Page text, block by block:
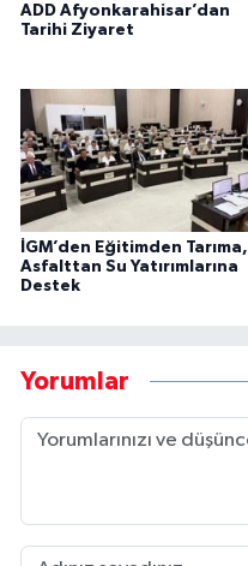
ADD Afyonkarahisar’dan
Tarihi Ziyaret
İGM’den Eğitimden Tarıma,
Asfalttan Su Yatırımlarına
Destek
Yorumlar